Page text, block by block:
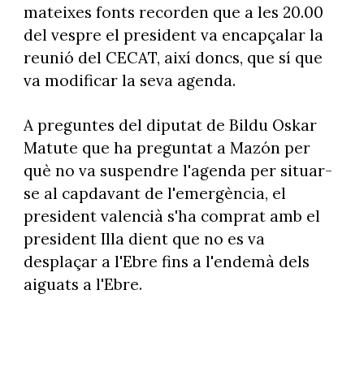
mateixes fonts recorden que a les 20.00
del vespre el president va encapçalar la
reunió del CECAT, així doncs, que sí que
va modificar la seva agenda.
A preguntes del diputat de Bildu Oskar
Matute que ha preguntat a Mazón per
què no va suspendre l'agenda per situar-
se al capdavant de l'emergència, el
president valencià s'ha comprat amb el
president Illa dient que no es va
desplaçar a l'Ebre fins a l'endemà dels
aiguats a l'Ebre.